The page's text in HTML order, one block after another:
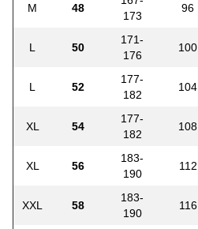
M 48
173
96
L 50
171-
176
100
L 52
177-
182
104
XL 54
177-
182
108
XL 56
183-
190
112
XXL 58
183-
190
116